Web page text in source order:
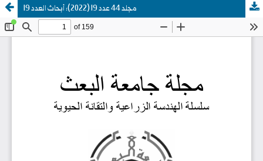
مجلد 44 عدد 19 (2022): أبحاث العدد 19